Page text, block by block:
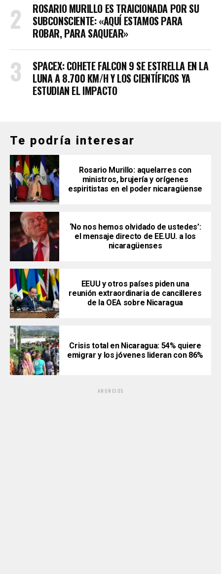
ROSARIO MURILLO ES TRAICIONADA POR SU
SUBCONSCIENTE: «AQUÍ ESTAMOS PARA
ROBAR, PARA SAQUEAR»
SPACEX: COHETE FALCON 9 SE ESTRELLA EN LA
LUNA A 8.700 KM/H Y LOS CIENTÍFICOS YA
ESTUDIAN EL IMPACTO
Te podría interesar
Rosario Murillo: aquelarres con
ministros, brujería y orígenes
espiritistas en el poder nicaragüense
‘No nos hemos olvidado de ustedes’:
el mensaje directo de EE.UU. a los
nicaragüenses
EEUU y otros países piden una
reunión extraordinaria de cancilleres
de la OEA sobre Nicaragua
Crisis total en Nicaragua: 54% quiere
emigrar y los jóvenes lideran con 86%
ANUNCIOS